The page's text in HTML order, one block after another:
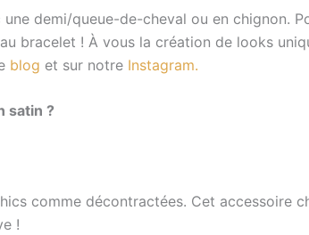
une demi/queue-de-cheval ou en chignon.
bracelet ! À vous la création de looks
blog et sur notre Instagram.
satin ?
comme décontractées. Cet accessoire
!